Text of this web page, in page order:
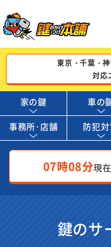
東京・千葉・
対応
家の鍵 車の
事務所･店舗 防犯
07時08分現
鍵のサ